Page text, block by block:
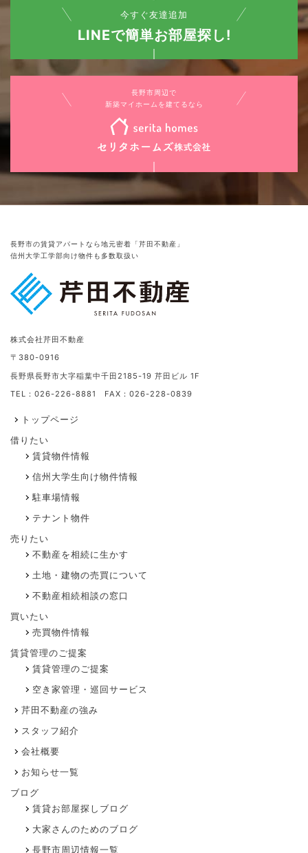
今すぐ友達追加
LINEで簡単お部屋探し!
長野市周辺で
新築マイホームを建てるなら
長野市の賃貸アパートなら地元密着「芹田不動産」
信州大学工学部向け物件も多数取扱い
株式会社芹田不動産
〒380-0916
長野県長野市大字稲葉中千田2185-19 芹田ビル 1F
TEL：026-226-8881 FAX：026-228-0839
トップページ
借りたい
賃貸物件情報
信州大学生向け物件情報
駐車場情報
テナント物件
売りたい
不動産を相続に生かす
土地・建物の売買について
不動産相続相談の窓口
買いたい
売買物件情報
賃貸管理のご提案
賃貸管理のご提案
空き家管理・巡回サービス
芹田不動産の強み
スタッフ紹介
会社概要
お知らせ一覧
ブログ
賃貸お部屋探しブログ
大家さんのためのブログ
長野市周辺情報一覧